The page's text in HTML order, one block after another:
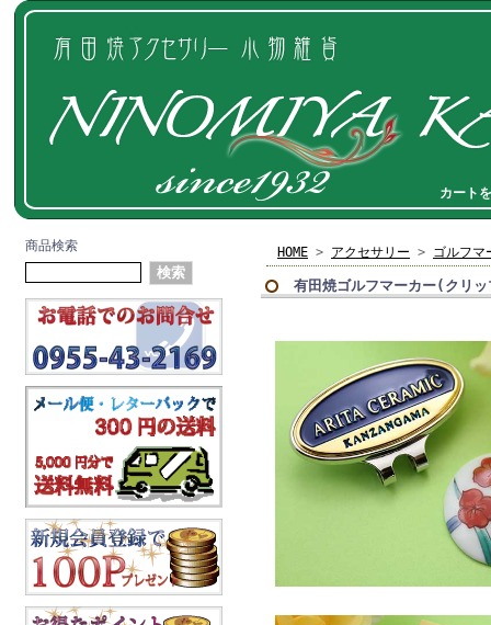
カート
商品検索 HOME > アクセサリー > ゴルフマ
有田焼ゴルフマーカー(クリ